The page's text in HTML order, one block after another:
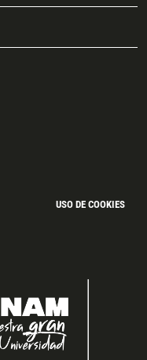
USO DE COOKIES